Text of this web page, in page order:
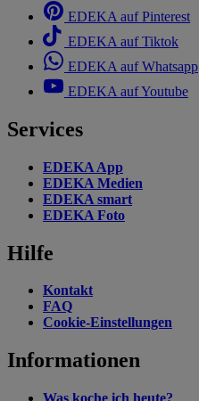
EDEKA auf Pinterest
EDEKA auf Tiktok
EDEKA auf Whatsapp
EDEKA auf Youtube
Services
EDEKA App
EDEKA Medien
EDEKA smart
EDEKA Foto
Hilfe
Kontakt
FAQ
Cookie-Einstellungen
Informationen